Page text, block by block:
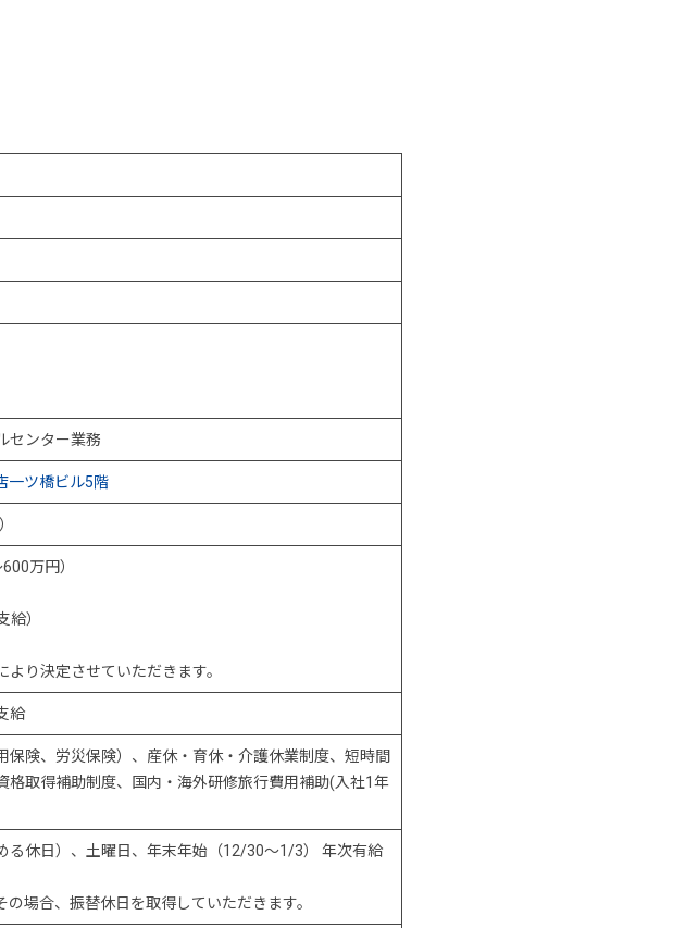
センター業務
一ツ橋ビル5階
万円）
）
り決定させていただきます。
給
険、労災保険）、産休・育休・介護休業制度、短時間
取得補助制度、国内・海外研修旅行費用補助(入社1年
る休日）、土曜日、年末年始（12/30～1/3） 年次有給
場合、振替休日を取得していただきます。